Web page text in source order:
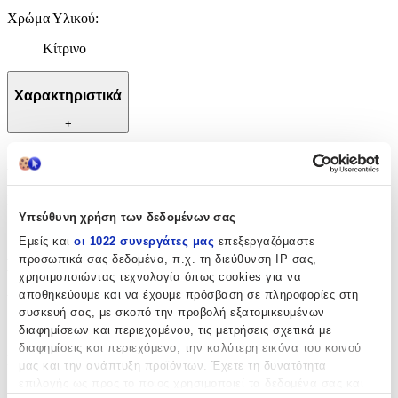
Υπεύθυνη χρήση των δεδομένων σας
Εμείς και οι 1022 συνεργάτες μας επεξεργαζόμαστε
προσωπικά σας δεδομένα, π.χ. τη διεύθυνση IP σας,
χρησιμοποιώντας τεχνολογία όπως cookies για να
αποθηκεύουμε και να έχουμε πρόσβαση σε πληροφορίες στη
συσκευή σας, με σκοπό την προβολή εξατομικευμένων
διαφημίσεων και περιεχομένου, τις μετρήσεις σχετικά με
διαφημίσεις και περιεχόμενο, την καλύτερη εικόνα του κοινού
μας και την ανάπτυξη προϊόντων. Έχετε τη δυνατότητα
Χρώμα Υλικού:
Κίτρινο
Χαρακτηριστικά
+
Χαρακτηριστικά
Βασικά Χαρακτηριστικά
Υλικό:
Χρυσό
Καράτια:
9